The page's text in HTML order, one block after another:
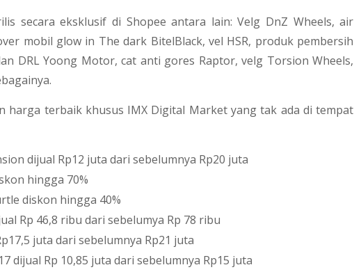
secara eksklusif di Shopee antara lain: Velg DnZ Wheels, air
mobil glow in The dark BitelBlack, vel HSR, produk pembersih
DRL Yoong Motor, cat anti gores Raptor, velg Torsion Wheels,
harga terbaik khusus IMX Digital Market yang tak ada di tempat
dijual Rp12 juta dari sebelumnya Rp20 juta
hingga 70%
diskon hingga 40%
Rp 46,8 ribu dari sebelumya Rp 78 ribu
juta dari sebelumnya Rp21 juta
dijual Rp 10,85 juta dari sebelumnya Rp15 juta